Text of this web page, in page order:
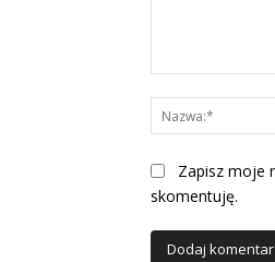
Zapisz moje
skomentuję.